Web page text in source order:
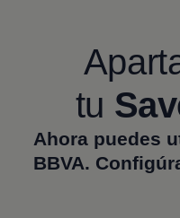
tu
Ahora puedes
BBVA.